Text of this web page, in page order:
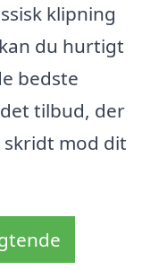
klipning
du hurtigt
bedste
tilbud, der
skridt mod dit